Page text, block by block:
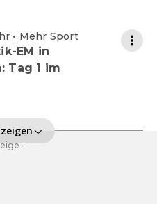
• Mehr Sport
EM in
Tag 1 im
-